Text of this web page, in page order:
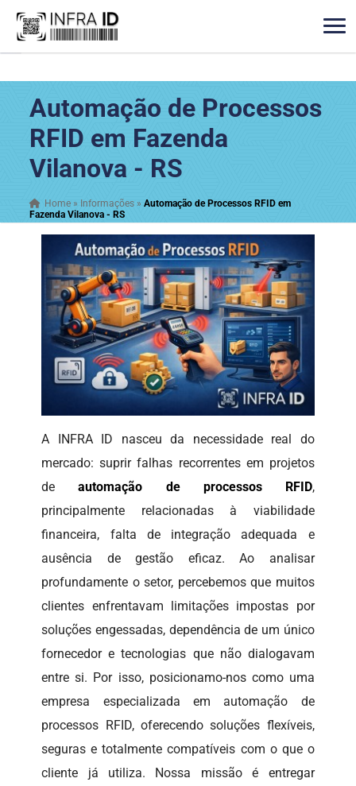
Automação de Processos
RFID em Fazenda
Vilanova - RS
Home » Informações »Automação de Processos RFID em
Fazenda Vilanova - RS
A INFRA ID nasceu da necessidade real do
mercado: suprir falhas recorrentes em projetos
deautomação de processos RFID,
principalmente relacionadas à viabilidade
financeira, falta de integração adequada e
ausência de gestão eficaz. Ao analisar
profundamente o setor, percebemos que muitos
clientes enfrentavam limitações impostas por
soluções engessadas, dependência de um único
fornecedor e tecnologias que não dialogavam
entre si. Por isso, posicionamo-nos como uma
empresa especializada em automação de
processos RFID, oferecendo soluções flexíveis,
seguras e totalmente compatíveis com o que o
cliente já utiliza. Nossa missão é entregar